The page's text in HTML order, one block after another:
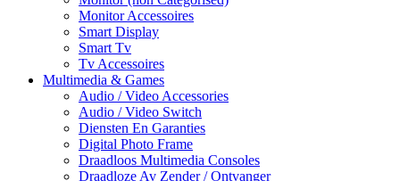
Monitor Accessoires
Smart Display
Smart Tv
Tv Accessoires
Multimedia & Games
Audio / Video Accessories
Audio / Video Switch
Diensten En Garanties
Digital Photo Frame
Draadloos Multimedia Consoles
Draadloze Av Zender / Ontvanger